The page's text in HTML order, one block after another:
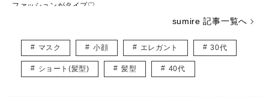
ファッションがタイプ♡
普段はWEBライター兼パーソナルスタイリストとして活動中。
結婚や出産など転機の多い20～30代ママに向けて、“似合う”と“好き”を
取り入れたコーデ術を日々研究・発信しています。
★インスタ
https://www.instagram.com/_sumirey__/
★ブログ
sumire 記事一覧へ
マスク 小顔 エレガント 30代
ショート(髪型) 髪型 40代